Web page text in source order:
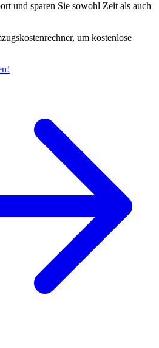
und sparen Sie sowohl Zeit als auch
um kostenlose